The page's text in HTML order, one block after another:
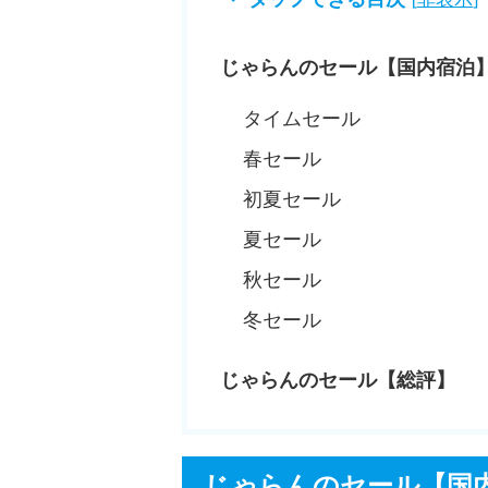
じゃらんのセール【国内宿泊】
タイムセール
春セール
初夏セール
夏セール
秋セール
冬セール
じゃらんのセール【総評】